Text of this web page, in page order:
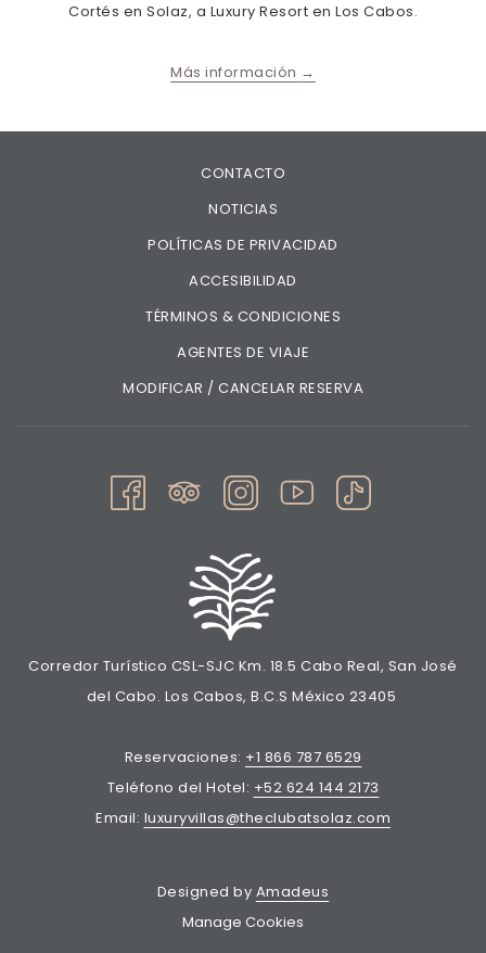
Cortés en Solaz, a Luxury Resort en Los Cabos.
Más información
CONTACTO
NOTICIAS
POLÍTICAS DE PRIVACIDAD
ACCESIBILIDAD
TÉRMINOS & CONDICIONES
AGENTES DE VIAJE
MODIFICAR / CANCELAR RESERVA
Corredor Turístico CSL-SJC Km. 18.5 Cabo Real, San José
del Cabo. Los Cabos, B.C.S México 23405
Reservaciones: +1 866 787 6529
Teléfono del Hotel: +52 624 144 2173
Email: luxuryvillas@theclubatsolaz.com
Designed by Amadeus
Manage Cookies